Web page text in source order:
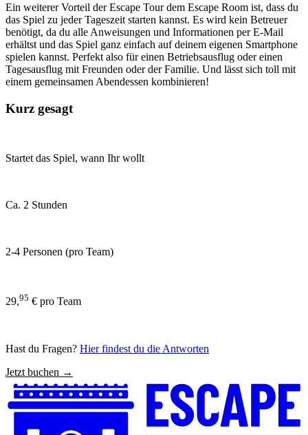
Ein weiterer Vorteil der Escape Tour dem Escape Room ist, dass du
das Spiel zu jeder Tageszeit starten kannst. Es wird kein Betreuer
benötigt, da du alle Anweisungen und Informationen per E-Mail
erhältst und das Spiel ganz einfach auf deinem eigenen Smartphone
spielen kannst. Perfekt also für einen Betriebsausflug oder einen
Tagesausflug mit Freunden oder der Familie. Und lässt sich toll mit
einem gemeinsamen Abendessen kombinieren!
Kurz gesagt
Startet das Spiel, wann Ihr wollt
Ca. 2 Stunden
2-4 Personen (pro Team)
29,95 € pro Team
Hast du Fragen? Hier findest du die Antworten
Jetzt buchen →